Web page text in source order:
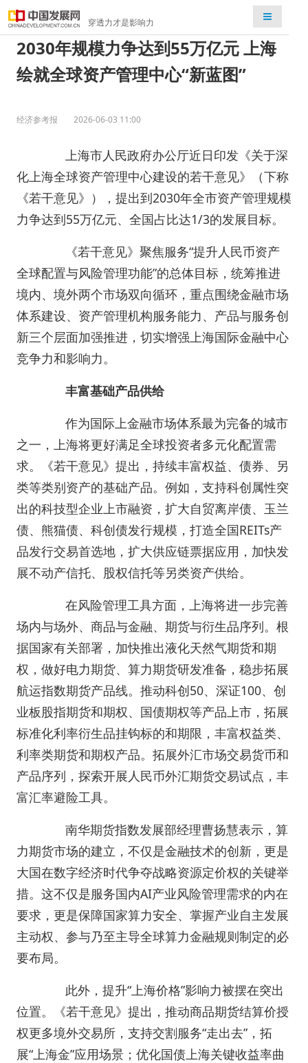
穿透力才是影响力
检索
2030年规模力争达到55万亿元 上海
绘就全球资产管理中心“新蓝图”
经济参考报 2026-06-03 11:00
上海市人民政府办公厅近日印发《关于深
化上海全球资产管理中心建设的若干意见》（下称
《若干意见》），提出到2030年全市资产管理规模
力争达到55万亿元、全国占比达1/3的发展目标。
《若干意见》聚焦服务“提升人民币资产
全球配置与风险管理功能”的总体目标，统筹推进
境内、境外两个市场双向循环，重点围绕金融市场
体系建设、资产管理机构服务能力、产品与服务创
新三个层面加强推进，切实增强上海国际金融中心
竞争力和影响力。
丰富基础产品供给
作为国际上金融市场体系最为完备的城市
之一，上海将更好满足全球投资者多元化配置需
求。《若干意见》提出，持续丰富权益、债券、另
类等类别资产的基础产品。例如，支持科创属性突
出的科技型企业上市融资，扩大自贸离岸债、玉兰
债、熊猫债、科创债发行规模，打造全国REITs产
品发行交易首选地，扩大供应链票据应用，加快发
展不动产信托、股权信托等另类资产供给。
在风险管理工具方面，上海将进一步完善
场内与场外、商品与金融、期货与衍生品序列。根
据国家有关部署，加快推出液化天然气期货和期
权，做好电力期货、算力期货研发准备，稳步拓展
航运指数期货产品线。推动科创50、深证100、创
业板股指期货和期权、国债期权等产品上市，拓展
标准化利率衍生品挂钩标的和期限，丰富权益类、
利率类期货和期权产品。拓展外汇市场交易货币和
产品序列，探索开展人民币外汇期货交易试点，丰
富汇率避险工具。
南华期货指数发展部经理曹扬慧表示，算
力期货市场的建立，不仅是金融技术的创新，更是
大国在数字经济时代争夺战略资源定价权的关键举
措。这不仅是服务国内AI产业风险管理需求的内在
要求，更是保障国家算力安全、掌握产业自主发展
主动权、参与乃至主导全球算力金融规则制定的必
要布局。
此外，提升“上海价格”影响力被摆在突出
位置。《若干意见》提出，推动商品期货结算价授
权更多境外交易所，支持交割服务“走出去”，拓
展“上海金”应用场景；优化国债上海关键收益率曲